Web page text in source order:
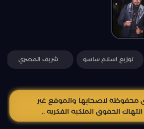
توزيع اسلام ساسو شريف المصري
محفوظة لاصحابها والموقع غير
الحقوق الملكيه الفكريه ..